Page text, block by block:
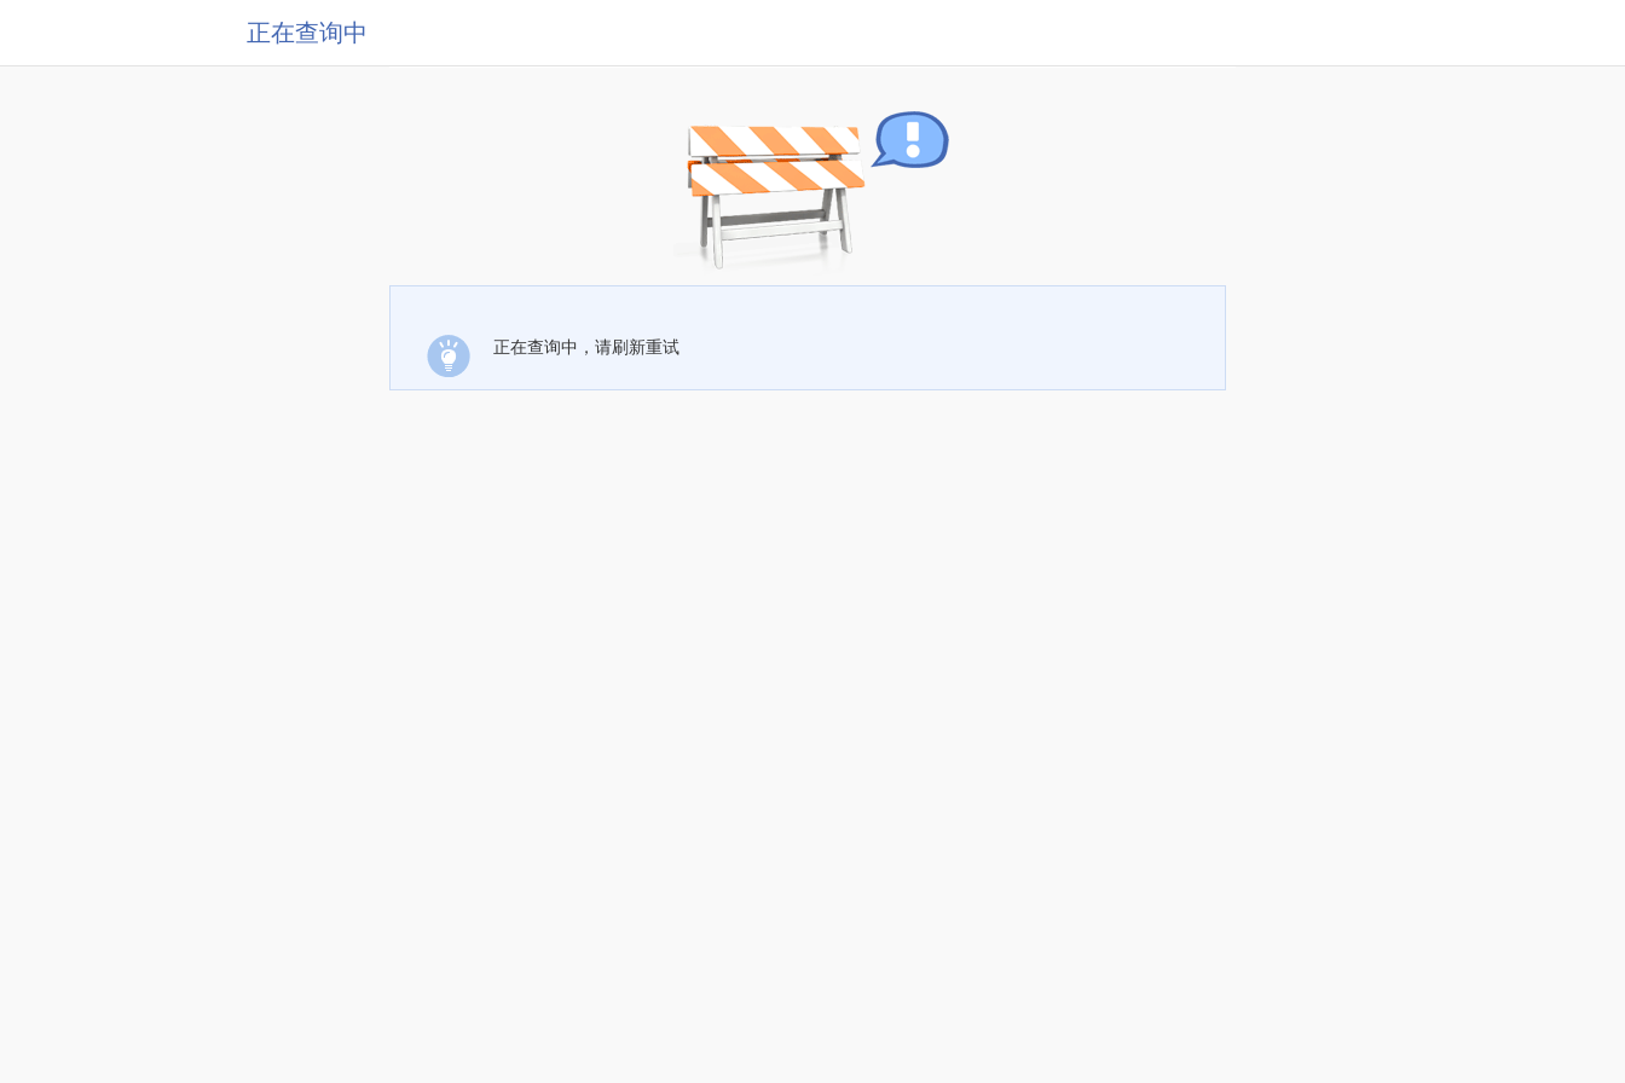
正在查询中
正在查询中，请刷新重试